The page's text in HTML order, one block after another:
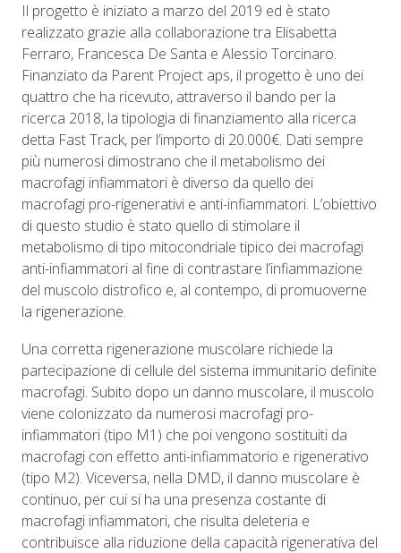
Il progetto è iniziato a marzo del 2019 ed è stato
realizzato grazie alla collaborazione tra Elisabetta
Ferraro, Francesca De Santa e Alessio Torcinaro.
Finanziato da Parent Project aps, il progetto è uno dei
quattro che ha ricevuto, attraverso il bando per la
ricerca 2018, la tipologia di finanziamento alla ricerca
detta Fast Track, per l’importo di 20.000€. Dati sempre
più numerosi dimostrano che il metabolismo dei
macrofagi infiammatori è diverso da quello dei
macrofagi pro-rigenerativi e anti-infiammatori. L’obiettivo
di questo studio è stato quello di stimolare il
metabolismo di tipo mitocondriale tipico dei macrofagi
anti-infiammatori al fine di contrastare l’infiammazione
del muscolo distrofico e, al contempo, di promuoverne
la rigenerazione.
Una corretta rigenerazione muscolare richiede la
partecipazione di cellule del sistema immunitario definite
macrofagi. Subito dopo un danno muscolare, il muscolo
viene colonizzato da numerosi macrofagi pro-
infiammatori (tipo M1) che poi vengono sostituiti da
macrofagi con effetto anti-infiammatorio e rigenerativo
(tipo M2). Viceversa, nella DMD, il danno muscolare è
continuo, per cui si ha una presenza costante di
macrofagi infiammatori, che risulta deleteria e
contribuisce alla riduzione della capacità rigenerativa del